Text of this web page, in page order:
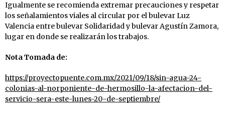
Igualmente se recomienda extremar precauciones y respetar
los señalamientos viales al circular por el bulevar Luz
Valencia entre bulevar Solidaridad y bulevar Agustín Zamora,
lugar en donde se realizarán los trabajos.
Nota Tomada de:
https://proyectopuente.com.mx/2021/09/18/sin-agua-24-
colonias-al-norponiente-de-hermosillo-la-afectacion-del-
servicio-sera-este-lunes-20-de-septiembre/